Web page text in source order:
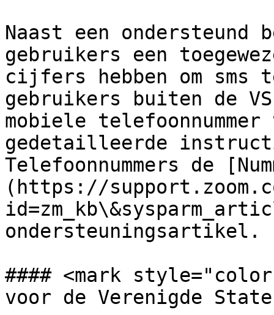
Naast een ondersteund
gebruikers een
cijfers hebben om sms
gebruikers buiten de
mobiele
gedetailleerde
Telefoonnummers de
(https://
ondersteuningsartikel.
#### <mark
voor de Verenigde